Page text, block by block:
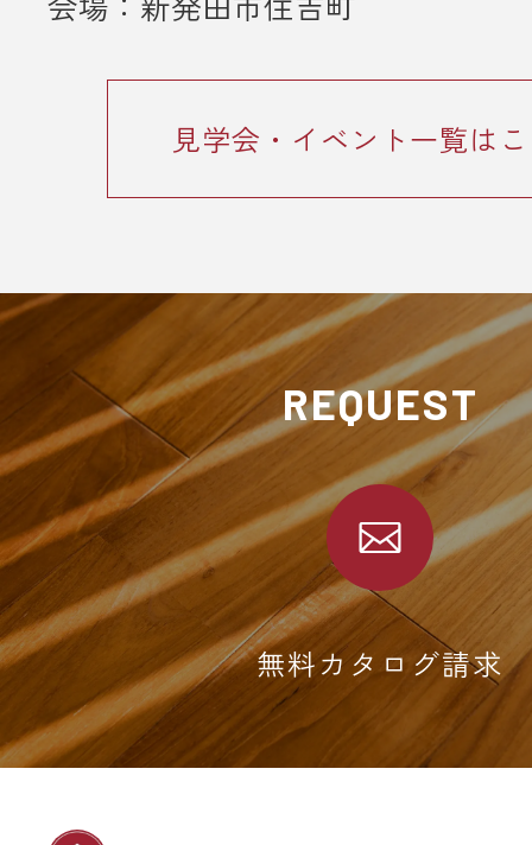
見学会・イベント一覧は
REQUEST
無料カタログ請求